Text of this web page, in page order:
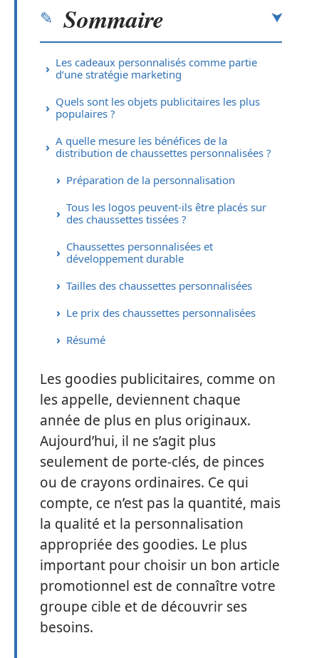
Sommaire
Les cadeaux personnalisés comme partie
d’une stratégie marketing
Quels sont les objets publicitaires les plus
populaires ?
A quelle mesure les bénéfices de la
distribution de chaussettes personnalisées ?
Préparation de la personnalisation
Tous les logos peuvent-ils être placés sur
des chaussettes tissées ?
Chaussettes personnalisées et
développement durable
Tailles des chaussettes personnalisées
Le prix des chaussettes personnalisées
Résumé
Les goodies publicitaires, comme on
les appelle, deviennent chaque
année de plus en plus originaux.
Aujourd’hui, il ne s’agit plus
seulement de porte-clés, de pinces
ou de crayons ordinaires. Ce qui
compte, ce n’est pas la quantité, mais
la qualité et la personnalisation
appropriée des goodies. Le plus
important pour choisir un bon article
promotionnel est de connaître votre
groupe cible et de découvrir ses
besoins.